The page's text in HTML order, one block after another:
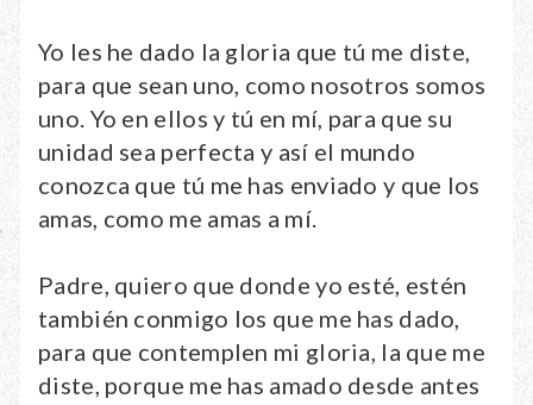
Yo les he dado la gloria que tú me diste,
para que sean uno, como nosotros somos
uno. Yo en ellos y tú en mí, para que su
unidad sea perfecta y así el mundo
conozca que tú me has enviado y que los
amas, como me amas a mí.
Padre, quiero que donde yo esté, estén
también conmigo los que me has dado,
para que contemplen mi gloria, la que me
diste, porque me has amado desde antes